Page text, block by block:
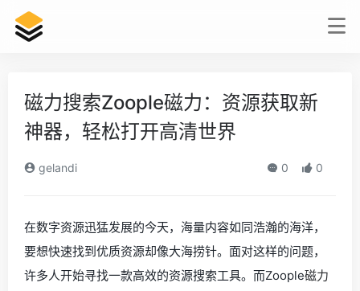
磁力搜索Zoople磁力：资源获取新
神器，轻松打开高清世界
gelandi 0 0
在数字资源迅猛发展的今天，海量内容如同浩瀚的海洋，
要想快速找到优质资源却像大海捞针。面对这样的问题，
许多人开始寻找一款高效的资源搜索工具。而Zoople磁力